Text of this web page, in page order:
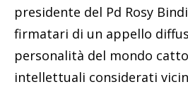
presidente del Pd Rosy
firmatari di un appello
personalità del mondo
intellettuali considerati